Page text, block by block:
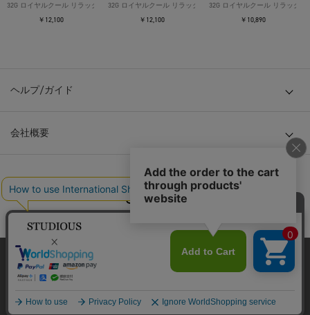
32G ロイヤルクール リラックスTシャツ
￥12,100
32G ロイヤルクール リラックスTシャツ
￥12,100
32G ロイヤルクール リラックス
￥10,890
ヘルプ/ガイド
会社概要
© TOKYO BASE CO., LTD
当サイトはクッキー(cookie)を使用します。クッキーはサイト内
の一部の機能および、サイトの使用状況の分析からマーケティ
ング活動に利用することを目的としています。
プライバシーポリシーはこちら